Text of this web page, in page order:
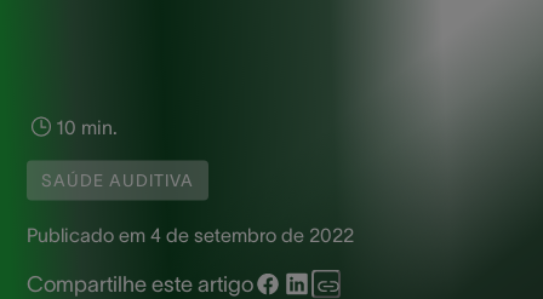
10 min.
SAÚDE AUDITIVA
Publicado em 4 de setembro de 2022
Compartilhe este artigo